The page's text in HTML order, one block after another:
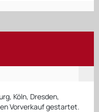
Köln, Dresden,
Vorverkauf gestartet.